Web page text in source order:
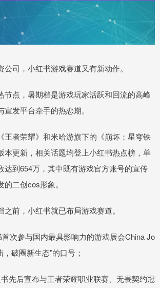
司，小红书游戏赛道又有新动作。
节点，暑期档是游戏玩家活跃和回流的高峰
发平台牵手的热恋期。
王者荣耀》和米哈游旗下的《崩坏：星穹铁
本更新，相关话题均登上小红书热点榜，单
达到654万，其中既有游戏官方账号的宣传
二创cos形象。
前，小红书就已布局游戏赛道。
次参与国内最具影响力的游戏展会China Jo
破圈新生态”的口号；
先后宣布与王者荣耀职业联赛、无畏契约冠